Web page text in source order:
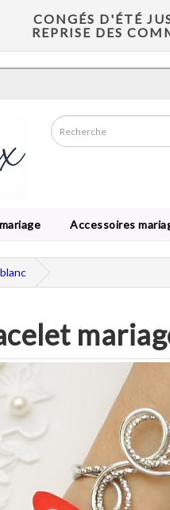
CONGÉS D'ÉTÉ
REPRISE DES
Accessoires